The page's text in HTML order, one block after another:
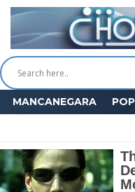
MANCANEGARA